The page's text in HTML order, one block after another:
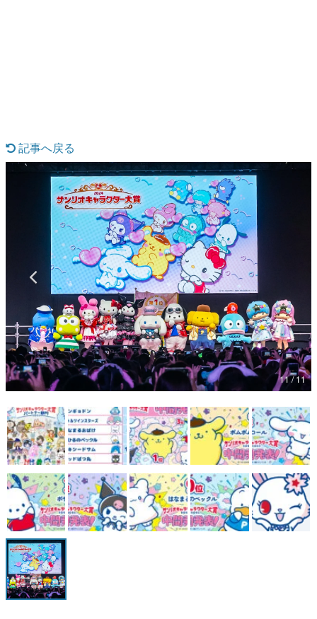
特集記事
マンガ
女性向け
アプリレビュー
その他
電ファミニコゲーマーとは？
運営：株式会社マレ
記事へ戻る
11 / 11